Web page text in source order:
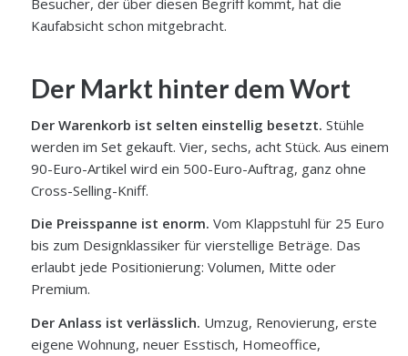
Kaufabsicht schon mitgebracht.
Der Markt hinter dem Wort
Der Warenkorb ist selten einstellig besetzt. Stühle
werden im Set gekauft. Vier, sechs, acht Stück. Aus einem
90-Euro-Artikel wird ein 500-Euro-Auftrag, ganz ohne
Cross-Selling-Kniff.
Die Preisspanne ist enorm. Vom Klappstuhl für 25 Euro
bis zum Designklassiker für vierstellige Beträge. Das
erlaubt jede Positionierung: Volumen, Mitte oder
Premium.
Der Anlass ist verlässlich. Umzug, Renovierung, erste
eigene Wohnung, neuer Esstisch, Homeoffice,